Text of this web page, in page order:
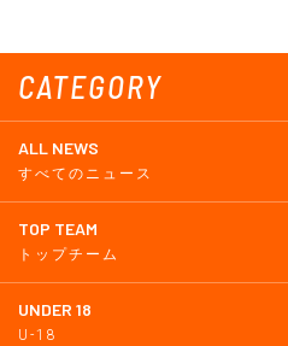
CATEGORY
ALL NEWS
すべてのニュース
TOP TEAM
トップチーム
UNDER 18
U-18